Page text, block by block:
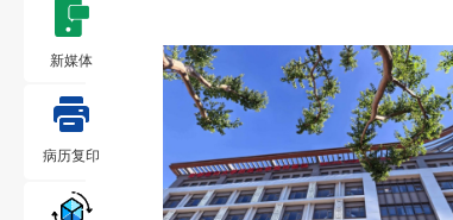
新媒体
病历复印